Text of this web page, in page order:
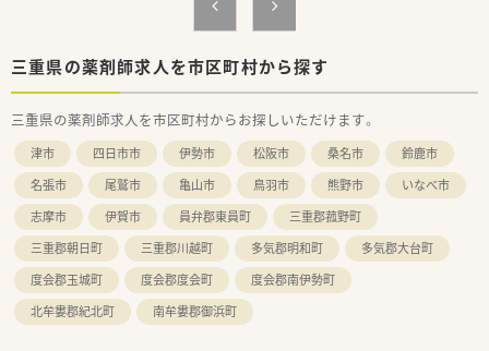
三重県の薬剤師求人を市区町村から探す
三重県の薬剤師求人を市区町村からお探しいただけます。
津市 四日市市 伊勢市 松阪市 桑名市
鈴鹿市
名張市
尾鷲市 亀山市 鳥羽市 熊野市
いなべ市
志摩市
伊賀市 員弁郡東員町
三重郡菰野町
三重郡朝日町
三重郡川越町 多気郡明和町
多気郡大台町
度会郡玉城町
度会郡度会町
度会郡南伊勢町
北牟婁郡紀北町
南牟婁郡御浜町